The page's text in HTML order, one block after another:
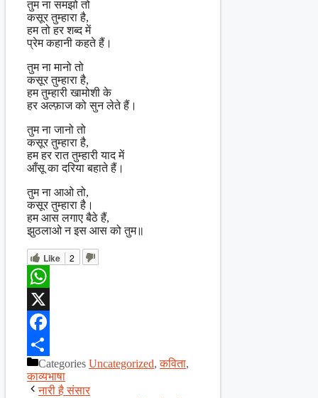
तुम ना समझो तो
कसूर तुम्हारा है,
हम तो हर शब्द में
प्रेम कहानी कहते हैं।
तुम ना मानो तो
कसूर तुम्हारा है,
हम तुम्हारी खामोशी के
हर अल्फ़ाज को सुन लेते हैं।
तुम ना जानो तो
कसूर तुम्हारा है,
हम हर रात तुम्हारी याद में
आँसू का दरिया बहाते हैं।
तुम ना आओ तो,
कसूर तुम्हारा है।
हम आस लगाए बैठे हैं,
झुठलाओ न इस आस को तुम॥
Like 2
WhatsApp
X
Facebook
ShareCategories Uncategorized,कविता,
काव्यभाषा
नारी है संसार